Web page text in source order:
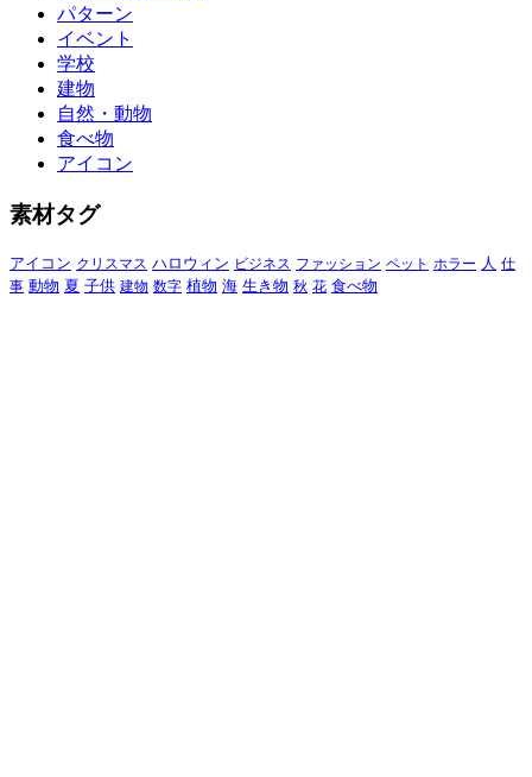
パターン
イベント
学校
建物
自然・動物
食べ物
アイコン
素材タグ
アイコン クリスマス ハロウィン ビジネス ファッション ペット ホラー 人 仕
事 動物 夏 子供 建物 数字 植物 海 生き物 秋 花 食べ物